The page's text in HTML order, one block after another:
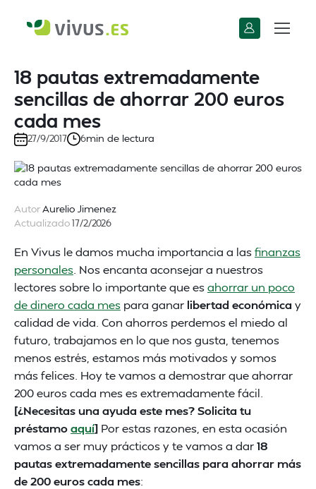
18 pautas extremadamente
sencillas de ahorrar 200 euros
cada mes
27/9/2017 6min de lectura
AutorAurelio Jimenez
Actualizado17/2/2026
En Vivus le damos mucha importancia a lasfinanzas
personales . Nos encanta aconsejar a nuestros
lectores sobre lo importante que esahorrar un poco
de dinero cada mes para ganar libertad económica y
calidad de vida. Con ahorros perdemos el miedo al
futuro, trabajamos en lo que nos gusta, tenemos
menos estrés, estamos más motivados y somos
más felices. Hoy te vamos a demostrar que ahorrar
200 euros cada mes es extremadamente fácil.
[¿Necesitas una ayuda este mes? Solicita tu
préstamoaquí] Por estas razones, en esta ocasión
vamos a ser muy prácticos y te vamos a dar18
pautas extremadamente sencillas para ahorrar más
de 200 euros cada mes: